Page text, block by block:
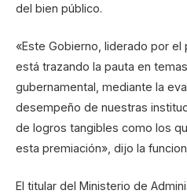
del bien público.
«Este Gobierno, liderado por el
está trazando la pauta en
gubernamental, mediante la
desempeño de nuestras
de logros tangibles como los
esta premiación», dijo la
El titular del Ministerio de